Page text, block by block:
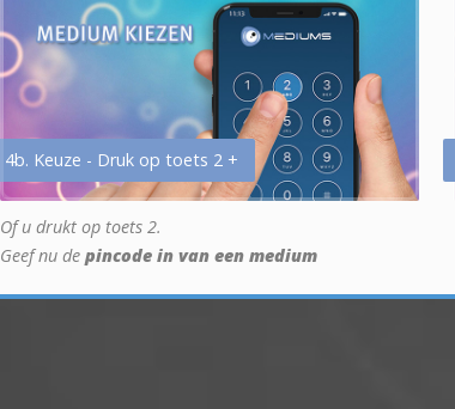
4b. Keuze - Druk op toets 2 +
Of u drukt op toets 2.
Geef nu de pincode in van een medium